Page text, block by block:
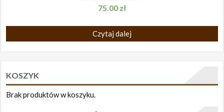
75.00 zł
Czytaj dalej
KOSZYK
Brak produktów w koszyku.